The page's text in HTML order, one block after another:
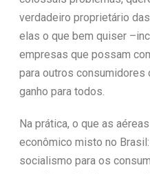
verdadeiro proprietário
elas o que bem quiser
empresas que possam
para outros consumidores
ganho para todos.
Na prática, o que as
econômico misto no
socialismo para os